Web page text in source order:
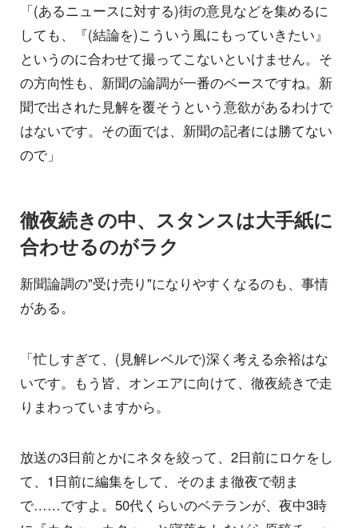
「(あるニュースに対する)街の意見などを集めるに
しても、『(結論を)こういう風にもっていきたい』
というのに合わせて撮ってこないといけません。そ
の方向性も、新聞の論調が一番のベースですね。新
聞で出された見解を覆そうという意欲があるわけで
はないです。その面では、新聞の記者には勝てない
ので」
徹夜続きの中、スタンスは大手紙に
合わせるのがラク
新聞論調の"受け売り"になりやすくなるのも、事情
がある。
「忙しすぎて、(見解レベルで)深く考える余裕はな
いです。もう皆、オンエアに向けて、徹夜続きで走
りまわっていますから。
放送の3日前とかにネタを絞って、2日前にロケをし
て、1日前に編集をして、そのまま徹夜で朝ま
で……ですよ。50代くらいのベテランが、夜中3時